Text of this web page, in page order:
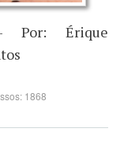
- Por: Érique
1868